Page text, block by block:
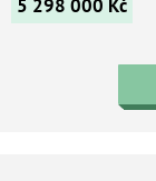
5 298 000 Kč